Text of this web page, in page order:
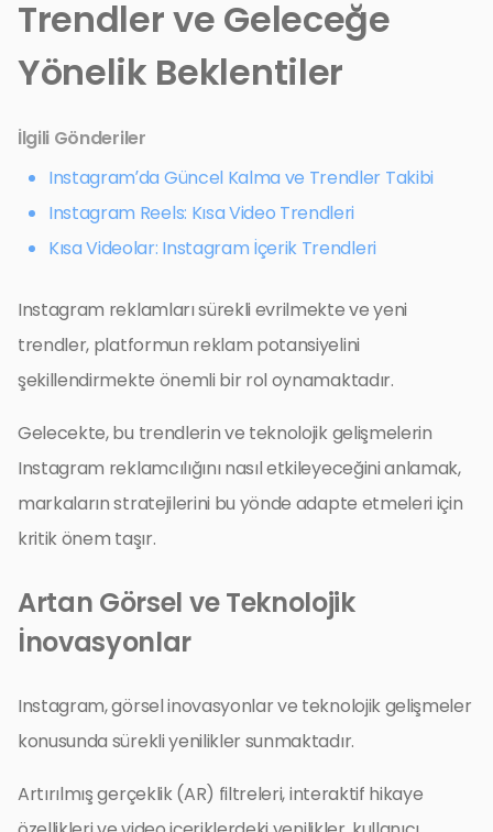
Trendler ve Geleceğe
Yönelik Beklentiler
İlgili Gönderiler
Instagram’da Güncel Kalma ve Trendler Takibi
Instagram Reels: Kısa Video Trendleri
Kısa Videolar: Instagram İçerik Trendleri
Instagram reklamları sürekli evrilmekte ve yeni
trendler, platformun reklam potansiyelini
şekillendirmekte önemli bir rol oynamaktadır.
Gelecekte, bu trendlerin ve teknolojik gelişmelerin
Instagram reklamcılığını nasıl etkileyeceğini anlamak,
markaların stratejilerini bu yönde adapte etmeleri için
kritik önem taşır.
Artan Görsel ve Teknolojik
İnovasyonlar
Instagram, görsel inovasyonlar ve teknolojik gelişmeler
konusunda sürekli yenilikler sunmaktadır.
Artırılmış gerçeklik (AR) filtreleri, interaktif hikaye